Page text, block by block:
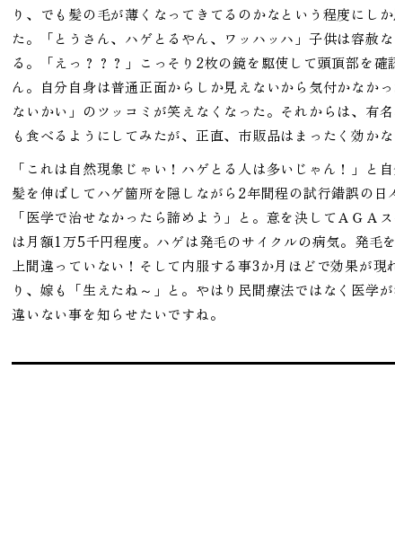
り、でも髪の毛が薄くなってきてるのかなという程度にし
た。「とうさん、ハゲとるやん、ワッハッハ」子供は容赦
る。「えっ？？？」こっそり2枚の鏡を駆使して頭頂部を
ん。自分自身は普通正面からしか見えないから気付かなか
ないかい」のツッコミが笑えなくなった。それからは、有
も食べるようにしてみたが、正直、市販品はまったく効か
「これは自然現象じゃい！ハゲとる人は多いじゃん！」と
髪を伸ばしてハゲ箇所を隠しながら2年間程の試行錯誤の
「医学で治せなかったら諦めよう」と。意を決してＡＧＡ
は月額1万5千円程度。ハゲは発毛のサイクルの病気。発毛
上間違っていない！そして内服する事3か月ほどで効果が
り、嫁も「生えたね～」と。やはり民間療法ではなく医学
違いない事を知らせたいですね。